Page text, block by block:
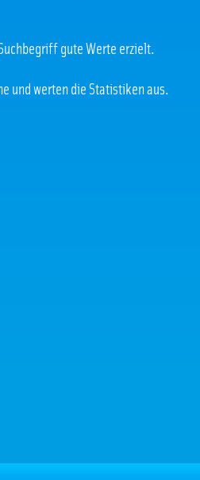
gute Werte erzielt.
und werten die Statistiken aus.